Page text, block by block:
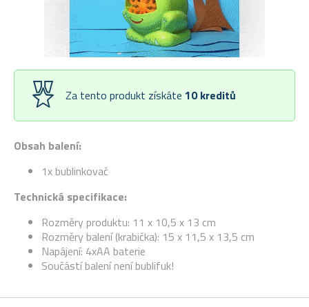
Obsah balení:
1x bublinkovač
Technická specifikace:
Rozměry produktu: 11 x 10,5 x 13 cm
Rozměry balení (krabička): 15 x 11,5 x 13,5 cm
Napájení: 4xAA baterie
Součástí balení není bublifuk!
Za tento produkt získáte 10 kreditů